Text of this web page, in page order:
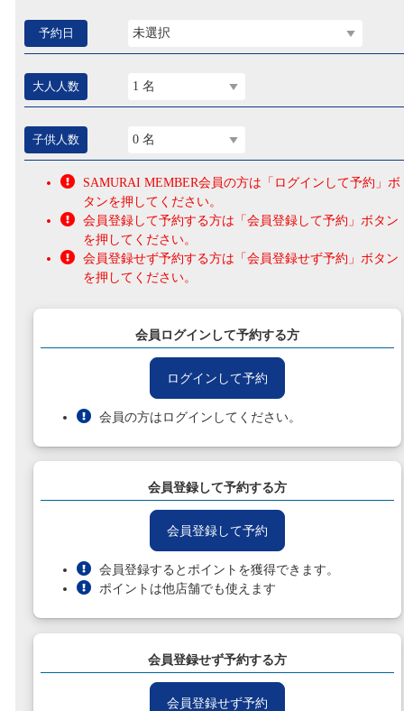
予約日 未選択
大人人数 1 名
子供人数 0 名
SAMURAI MEMBER会員の方は「ログインして予約」ボ
タンを押してください。
会員登録して予約する方は「会員登録して予約」ボタン
を押してください。
会員登録せず予約する方は「会員登録せず予約」ボタン
を押してください。
会員ログインして予約する方
ログインして予約
会員の方はログインしてください。
会員登録して予約する方
会員登録して予約
会員登録するとポイントを獲得できます。
ポイントは他店舗でも使えます
会員登録せず予約する方
会員登録せず予約